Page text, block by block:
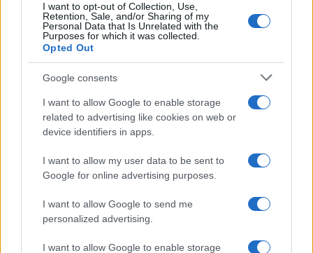
I want to opt-out of Collection, Use,
Retention, Sale, and/or Sharing of my
Personal Data that Is Unrelated with the
Purposes for which it was collected.
Opted Out
Google consents
I want to allow Google to enable storage
related to advertising like cookies on web or
device identifiers in apps.
I want to allow my user data to be sent to
Google for online advertising purposes.
I want to allow Google to send me
personalized advertising.
I want to allow Google to enable storage
©2026 - rifaidate.it - p.iva 03338800984 Privacy Pubblicità